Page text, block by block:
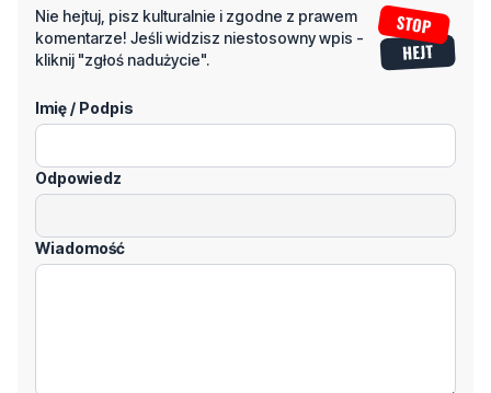
Imię / Podpis
Odpowiedz
Wiadomość